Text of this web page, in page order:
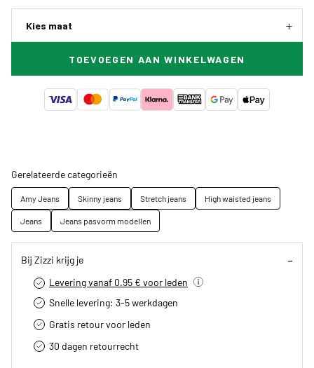
Kies maat
TOEVOEGEN AAN WINKELWAGEN
Gerelateerde categorieën
Amy Jeans Skinny jeans Stretch jeans
High waisted jeans
Jeans
Jeans pasvorm modellen
Bij Zizzi krijg je
Levering vanaf 0.95 € voor leden
Snelle levering: 3-5 werkdagen
Gratis retour voor leden
30 dagen retourrecht­